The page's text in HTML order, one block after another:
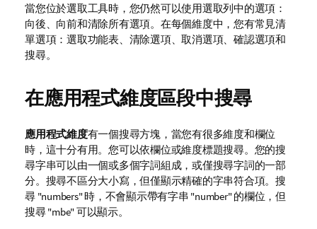
當您位於選取工具時，您仍然可以使用選取列中的選項：
向後、向前和清除所有選項。在每個維度中，您有常見清
單選項：選取功能表、清除選項、取消選項、確認選項和
搜尋。
在應用程式維度區段中搜尋
應用程式維度有一個搜尋方塊，當您有很多維度和欄位
時，這十分有用。您可以依欄位或維度標題搜尋。您的搜
尋字串可以由一個或多個字詞組成，或僅搜尋字詞的一部
分。搜尋不區分大小寫，但僅顯示精確的字串符合項。搜
尋 "numbers" 時，不會顯示帶有字串 "number" 的欄位，但
搜尋 "mbe" 可以顯示。